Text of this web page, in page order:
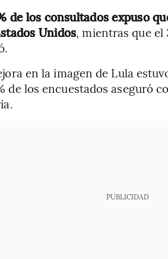
de los consultados expuso
Unidos, mientras que el
en la imagen de Lula
de los encuestados aseguró
PUBLICIDAD